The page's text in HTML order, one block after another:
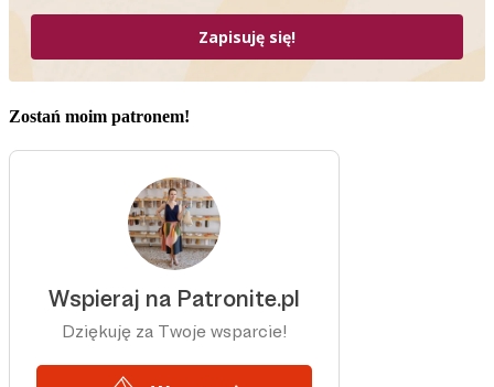
Zapisuję się!
Zostań moim patronem!